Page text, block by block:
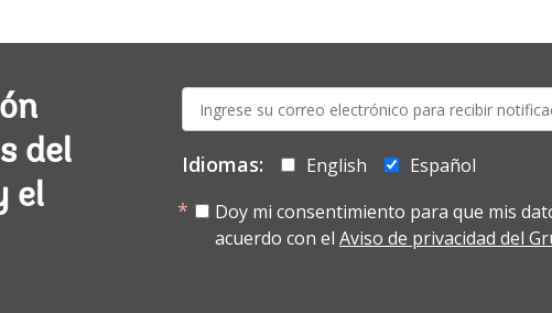
del
el
mail:
Idiomas: English
Español
Doy mi consentimiento para que mis
acuerdo con el Aviso de privacidad del